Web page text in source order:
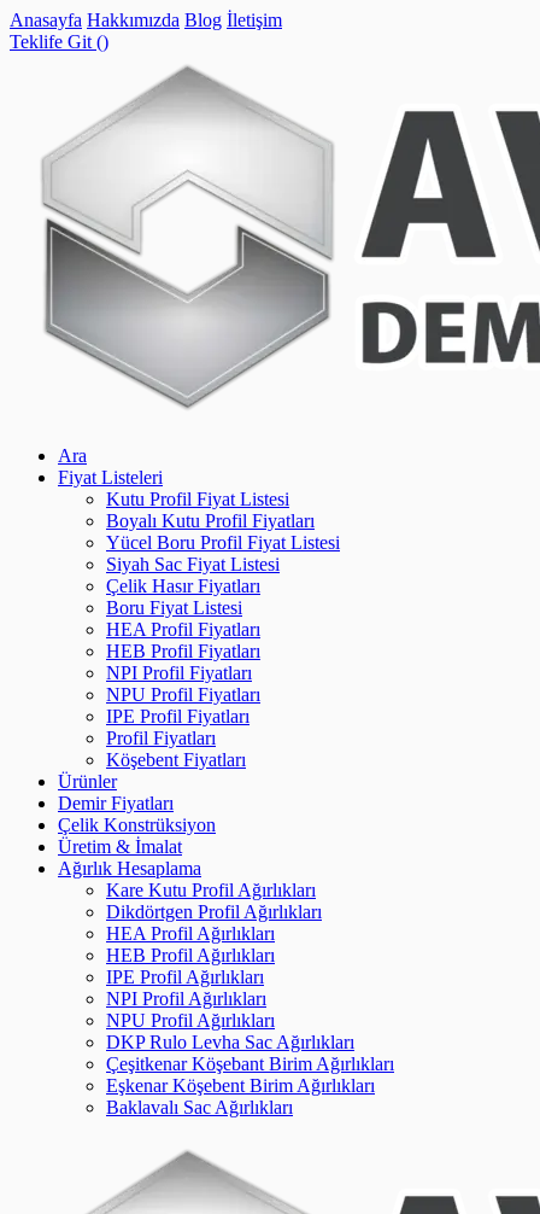
Anasayfa Hakkımızda Blog İletişim
Teklife Git ()
Ara
Fiyat Listeleri
Kutu Profil Fiyat Listesi
Boyalı Kutu Profil Fiyatları
Yücel Boru Profil Fiyat Listesi
Siyah Sac Fiyat Listesi
Çelik Hasır Fiyatları
Boru Fiyat Listesi
HEA Profil Fiyatları
HEB Profil Fiyatları
NPI Profil Fiyatları
NPU Profil Fiyatları
IPE Profil Fiyatları
Profil Fiyatları
Köşebent Fiyatları
Ürünler
Demir Fiyatları
Çelik Konstrüksiyon
Üretim & İmalat
Ağırlık Hesaplama
Kare Kutu Profil Ağırlıkları
Dikdörtgen Profil Ağırlıkları
HEA Profil Ağırlıkları
HEB Profil Ağırlıkları
IPE Profil Ağırlıkları
NPI Profil Ağırlıkları
NPU Profil Ağırlıkları
DKP Rulo Levha Sac Ağırlıkları
Çeşitkenar Köşebant Birim Ağırlıkları
Eşkenar Köşebent Birim Ağırlıkları
Baklavalı Sac Ağırlıkları